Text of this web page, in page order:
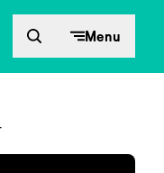
Menu